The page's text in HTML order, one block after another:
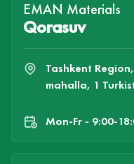
EMAN Materials
Qorasuv
Tashkent
mahalla, 1
Mon-Fr - 9:00-